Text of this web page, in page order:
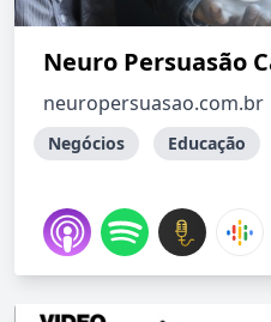
Neuro Persuasão
neuropersuasao.com.br
Negócios Educação